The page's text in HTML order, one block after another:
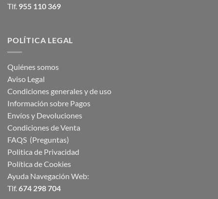
Tlf. 955 110 369
POLÍTICA LEGAL
Quiénes somos
Aviso Legal
Condiciones generales y de uso
Información sobre Pagos
Envíos y Devoluciones
Condiciones de Venta
FAQS (Preguntas)
Politica de Privacidad
Política de Cookies
Ayuda Navegación Web:
Tlf. 674 298 704